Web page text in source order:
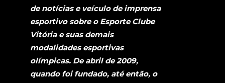
de notícias e veículo de imprensa
esportivo sobre o Esporte Clube
Vitória e suas demais
modalidades esportivas
olímpicas. De abril de 2009,
quando foi fundado, até então, o